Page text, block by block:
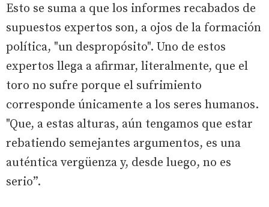
Esto se suma a que los informes recabados de
supuestos expertos son, a ojos de la formación
política, "un despropósito". Uno de estos
expertos llega a afirmar, literalmente, que el
toro no sufre porque el sufrimiento
corresponde únicamente a los seres humanos.
"Que, a estas alturas, aún tengamos que estar
rebatiendo semejantes argumentos, es una
auténtica vergüenza y, desde luego, no es
serio”.